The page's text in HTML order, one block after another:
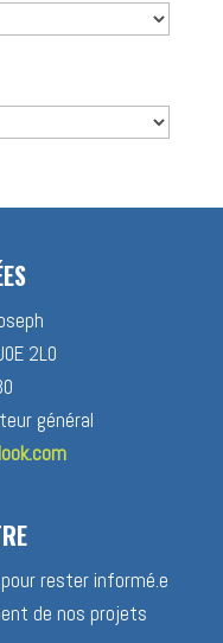
2L0
général
rester informé.e
de nos projets